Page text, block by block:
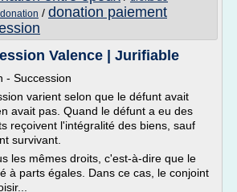
/ donation paiement
Valence | Jurifiable
- Succession
varient selon que le défunt avait
avait pas. Quand le défunt a eu des
reçoivent l'intégralité des biens, sauf
survivant.
les mêmes droits, c'est-à-dire que le
à parts égales. Dans ce cas, le conjoint